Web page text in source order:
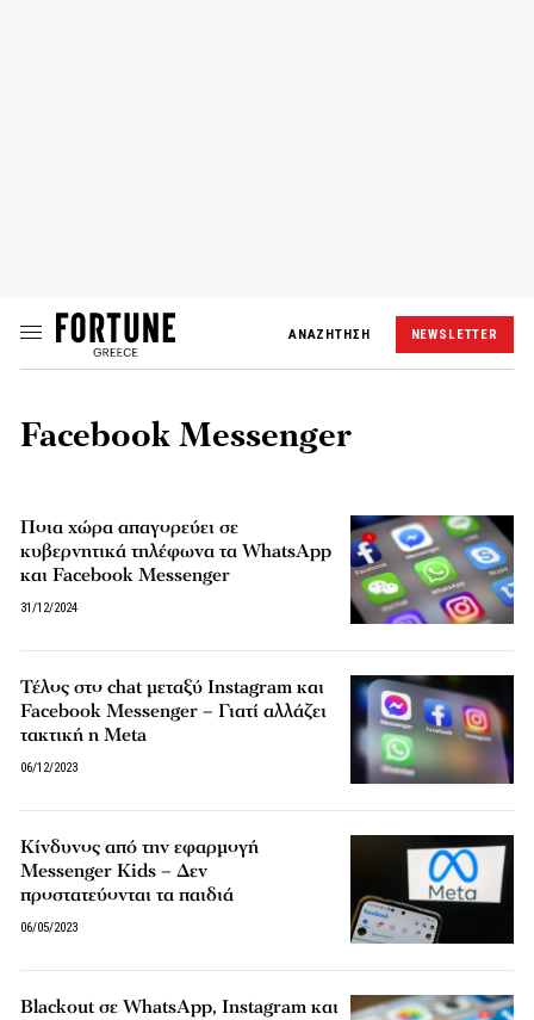
ΑΝΑΖΗΤΗΣΗ NEWSLETTER
Facebook Messenger
Ποια χώρα απαγορεύει σε
κυβερνητικά τηλέφωνα τα WhatsApp
και Facebook Messenger
31/12/2024
Τέλος στο chat μεταξύ Instagram και
Facebook Messenger – Γιατί αλλάζει
τακτική η Meta
06/12/2023
Κίνδυνος από την εφαρμογή
Messenger Kids – Δεν
προστατεύονται τα παιδιά
06/05/2023
Blackout σε WhatsApp, Instagram και